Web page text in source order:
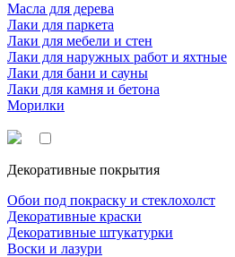
Масла для дерева
Лаки для паркета
Лаки для мебели и стен
Лаки для наружных работ и яхтные
Лаки для бани и сауны
Лаки для камня и бетона
Морилки
Декоративные покрытия
Обои под покраску и стеклохолст
Декоративные краски
Декоративные штукатурки
Воски и лазури